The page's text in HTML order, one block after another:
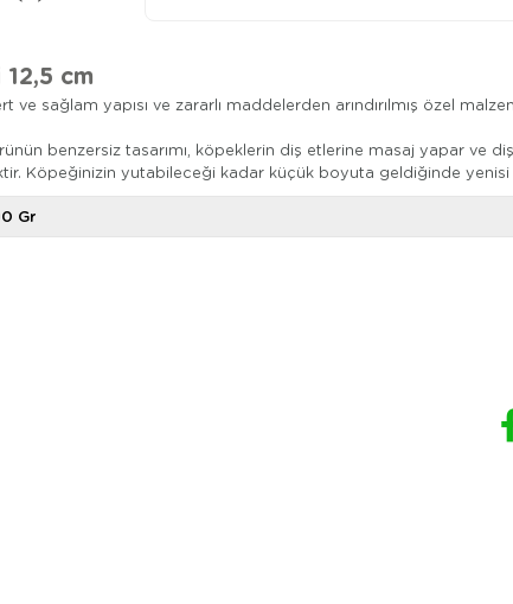
cm
sağlam yapısı ve zararlı maddelerden arındırılmış özel
benzersiz tasarımı, köpeklerin diş etlerine masaj yapar ve
Köpeğinizin yutabileceği kadar küçük boyuta geldiğinde
Gr